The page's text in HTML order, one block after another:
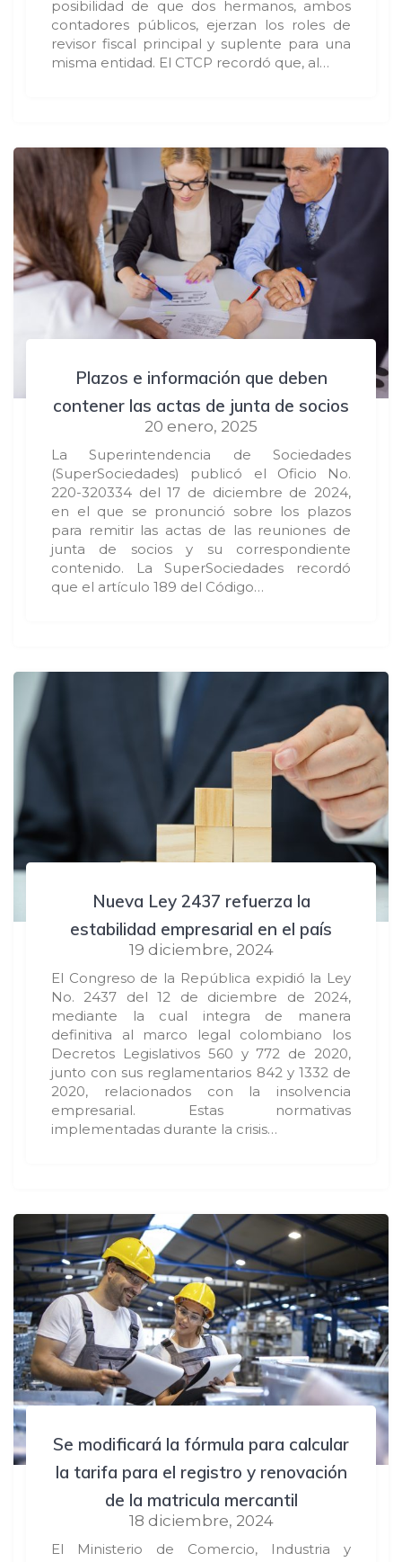
posibilidad de que dos hermanos, ambos
contadores públicos, ejerzan los roles de
revisor fiscal principal y suplente para una
misma entidad. El CTCP recordó que, al…
Plazos e información que deben
contener las actas de junta de socios
20 enero, 2025
La Superintendencia de Sociedades
(SuperSociedades) publicó el Oficio No.
220-320334 del 17 de diciembre de 2024,
en el que se pronunció sobre los plazos
para remitir las actas de las reuniones de
junta de socios y su correspondiente
contenido. La SuperSociedades recordó
que el artículo 189 del Código…
Nueva Ley 2437 refuerza la
estabilidad empresarial en el país
19 diciembre, 2024
El Congreso de la República expidió la Ley
No. 2437 del 12 de diciembre de 2024,
mediante la cual integra de manera
definitiva al marco legal colombiano los
Decretos Legislativos 560 y 772 de 2020,
junto con sus reglamentarios 842 y 1332 de
2020, relacionados con la insolvencia
empresarial. Estas normativas
implementadas durante la crisis…
Se modificará la fórmula para calcular
la tarifa para el registro y renovación
de la matricula mercantil
18 diciembre, 2024
El Ministerio de Comercio, Industria y